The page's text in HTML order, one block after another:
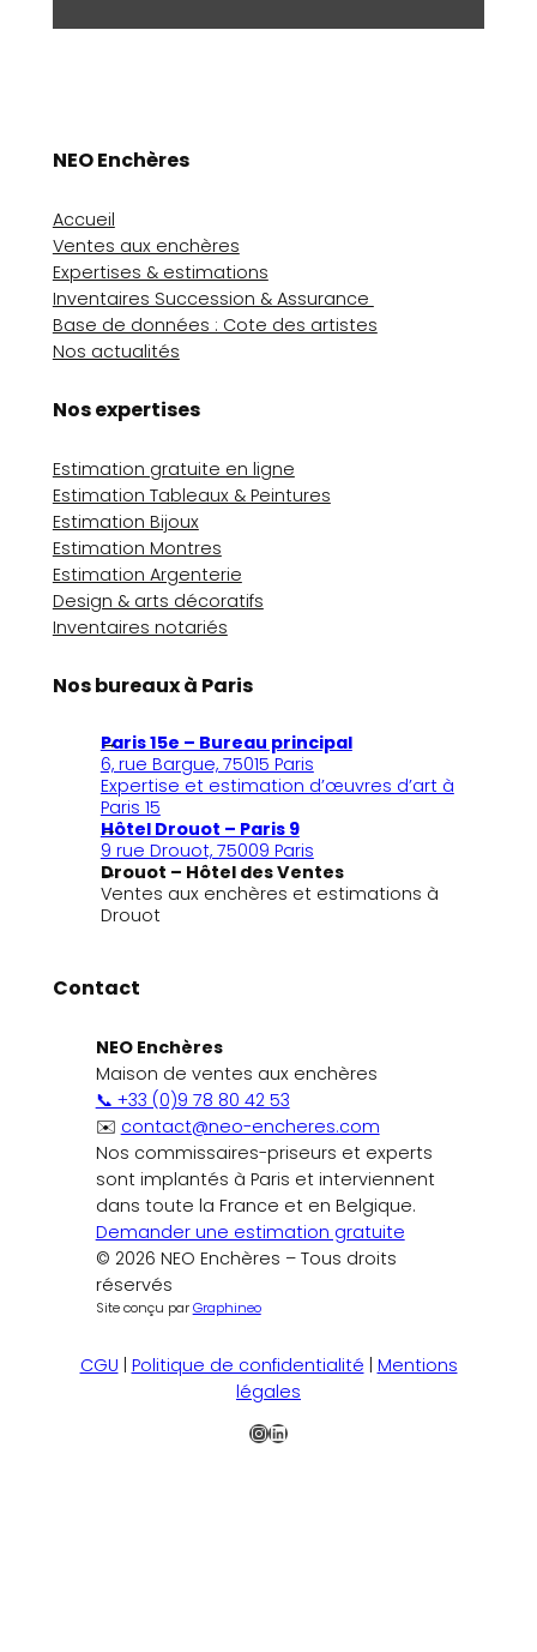
NEO Enchères
Accueil
Ventes aux enchères
Expertises & estimations
Inventaires Succession & Assurance
Base de données : Cote des artistes
Nos actualités
Nos expertises
Estimation gratuite en ligne
Estimation Tableaux & Peintures
Estimation Bijoux
Estimation Montres
Estimation Argenterie
Design & arts décoratifs
Inventaires notariés
Nos bureaux à Paris
Paris 15e – Bureau principal
6, rue Bargue, 75015 Paris
Expertise et estimation d’œuvres d’art à
Paris 15
Hôtel Drouot – Paris 9
9 rue Drouot, 75009 Paris
Drouot – Hôtel des Ventes
Ventes aux enchères et estimations à
Drouot
Contact
NEO Enchères
Maison de ventes aux enchères
📞 +33 (0)9 78 80 42 53
✉️ contact@neo-encheres.com
Nos commissaires-priseurs et experts
sont implantés à Paris et interviennent
dans toute la France et en Belgique.
Demander une estimation gratuite
© 2026 NEO Enchères – Tous droits
réservés
Site conçu parGraphineo
CGU | Politique de confidentialité | Mentions
légales
Instagram
LinkedIn